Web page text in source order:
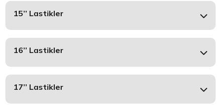
15’’ Lastikler
16’’ Lastikler
17’’ Lastikler